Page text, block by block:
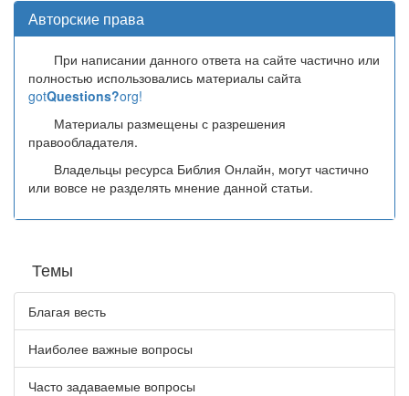
Авторские права
При написании данного ответа на сайте частично или
полностью использовались материалы сайта
gotQuestions?org!
Материалы размещены с разрешения
правообладателя.
Владельцы ресурса Библия Онлайн, могут частично
или вовсе не разделять мнение данной статьи.
Темы
Благая весть
Наиболее важные вопросы
Часто задаваемые вопросы